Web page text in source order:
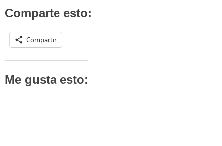
Comparte esto:
Compartir
Me gusta esto: